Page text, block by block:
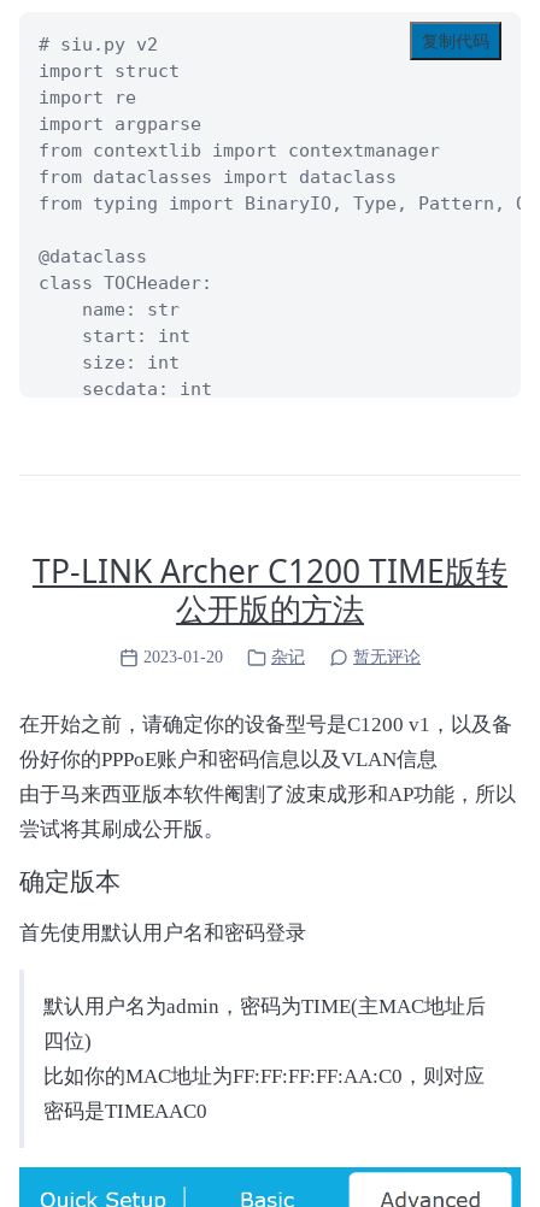
stbi_write_jpg("result.jpg", w, h, 1,
    printf("Done for %s !\n", name);
    free(gray);
    stbi_image_free(pixels);
    return 0;
复制代码
# siu.py v2
import struct
import re
import argparse
from contextlib import contextmanager
from dataclasses import dataclass
from typing import BinaryIO, Type, Pattern,
@dataclass
class TOCHeader:
    name: str
    start: int
    size: int
    secdata: int
print(f"Sec Data:
        print(f"Queue: {self.queue}")
class ImageHandler:
    def __init__(self, file_stream: BinaryIO):
        self.file = file_stream
    @contextmanager
def _seek_context(self, position:
        original = self.file.tell()
        try:
            if position is not None:
            yield
            self.file.seek(original)
def read_toc_header(self, expected_name:
buffer =
TP-LINK Archer C1200 TIME版转
公开版的方法
2023-01-20 杂记 暂无评论
在开始之前，请确定你的设备型号是C1200 v1，以及备
份好你的PPPoE账户和密码信息以及VLAN信息
由于马来西亚版本软件阉割了波束成形和AP功能，所以
尝试将其刷成公开版。
确定版本
首先使用默认用户名和密码登录
默认用户名为admin，密码为TIME(主MAC地址后
四位)
比如你的MAC地址为FF:FF:FF:FF:AA:C0，则对应
密码是TIMEAAC0